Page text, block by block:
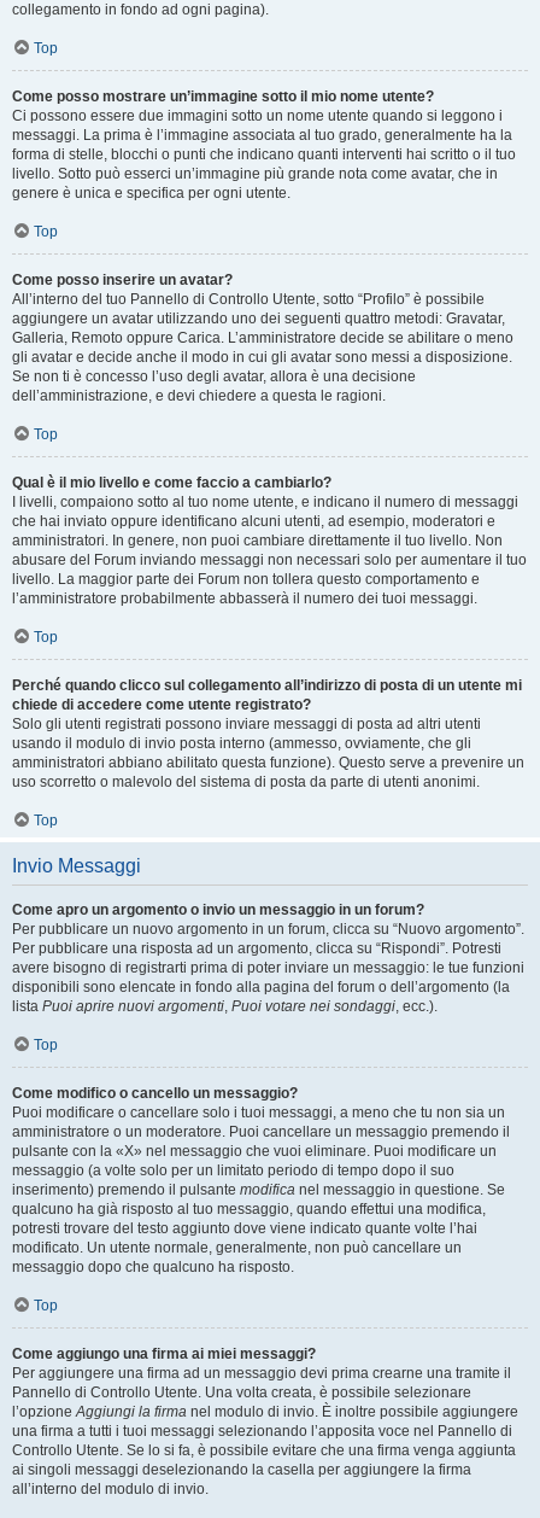
collegamento in fondo ad ogni pagina).
Top
Come posso mostrare un’immagine sotto il mio nome utente?
Ci possono essere due immagini sotto un nome utente quando si leggono i
messaggi. La prima è l’immagine associata al tuo grado, generalmente ha la
forma di stelle, blocchi o punti che indicano quanti interventi hai scritto o il tuo
livello. Sotto può esserci un’immagine più grande nota come avatar, che in
genere è unica e specifica per ogni utente.
Top
Come posso inserire un avatar?
All’interno del tuo Pannello di Controllo Utente, sotto “Profilo” è possibile
aggiungere un avatar utilizzando uno dei seguenti quattro metodi: Gravatar,
Galleria, Remoto oppure Carica. L’amministratore decide se abilitare o meno
gli avatar e decide anche il modo in cui gli avatar sono messi a disposizione.
Se non ti è concesso l’uso degli avatar, allora è una decisione
dell’amministrazione, e devi chiedere a questa le ragioni.
Top
Qual è il mio livello e come faccio a cambiarlo?
I livelli, compaiono sotto al tuo nome utente, e indicano il numero di messaggi
che hai inviato oppure identificano alcuni utenti, ad esempio, moderatori e
amministratori. In genere, non puoi cambiare direttamente il tuo livello. Non
abusare del Forum inviando messaggi non necessari solo per aumentare il tuo
livello. La maggior parte dei Forum non tollera questo comportamento e
l’amministratore probabilmente abbasserà il numero dei tuoi messaggi.
Top
Perché quando clicco sul collegamento all’indirizzo di posta di un utente mi
chiede di accedere come utente registrato?
Solo gli utenti registrati possono inviare messaggi di posta ad altri utenti
usando il modulo di invio posta interno (ammesso, ovviamente, che gli
amministratori abbiano abilitato questa funzione). Questo serve a prevenire un
uso scorretto o malevolo del sistema di posta da parte di utenti anonimi.
Top
Invio Messaggi
Come apro un argomento o invio un messaggio in un forum?
Per pubblicare un nuovo argomento in un forum, clicca su “Nuovo argomento”.
Per pubblicare una risposta ad un argomento, clicca su “Rispondi”. Potresti
avere bisogno di registrarti prima di poter inviare un messaggio: le tue funzioni
disponibili sono elencate in fondo alla pagina del forum o dell’argomento (la
lista Puoi aprire nuovi argomenti, Puoi votare nei sondaggi, ecc.).
Top
Come modifico o cancello un messaggio?
Puoi modificare o cancellare solo i tuoi messaggi, a meno che tu non sia un
amministratore o un moderatore. Puoi cancellare un messaggio premendo il
pulsante con la «X» nel messaggio che vuoi eliminare. Puoi modificare un
messaggio (a volte solo per un limitato periodo di tempo dopo il suo
inserimento) premendo il pulsante modifica nel messaggio in questione. Se
qualcuno ha già risposto al tuo messaggio, quando effettui una modifica,
potresti trovare del testo aggiunto dove viene indicato quante volte l’hai
modificato. Un utente normale, generalmente, non può cancellare un
messaggio dopo che qualcuno ha risposto.
Top
Come aggiungo una firma ai miei messaggi?
Per aggiungere una firma ad un messaggio devi prima crearne una tramite il
Pannello di Controllo Utente. Una volta creata, è possibile selezionare
l’opzioneAggiungi la firma nel modulo di invio. È inoltre possibile aggiungere
una firma a tutti i tuoi messaggi selezionando l’apposita voce nel Pannello di
Controllo Utente. Se lo si fa, è possibile evitare che una firma venga aggiunta
ai singoli messaggi deselezionando la casella per aggiungere la firma
all’interno del modulo di invio.